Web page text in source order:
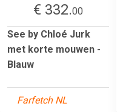
€ 332.00
See by Chloé Jurk
met korte mouwen -
Blauw
Farfetch NL